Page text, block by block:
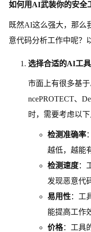
如何用AI武装你的安全
既然AI这么强大，那么
意代码分析工作中呢？
选择合适的AI工具
市面上有很多基
ncePROTECT、
时，需要考虑以下
检测准确率
越低，越能
检测速度：
发现恶意代
易用性：工
能提高工作
价格：工具